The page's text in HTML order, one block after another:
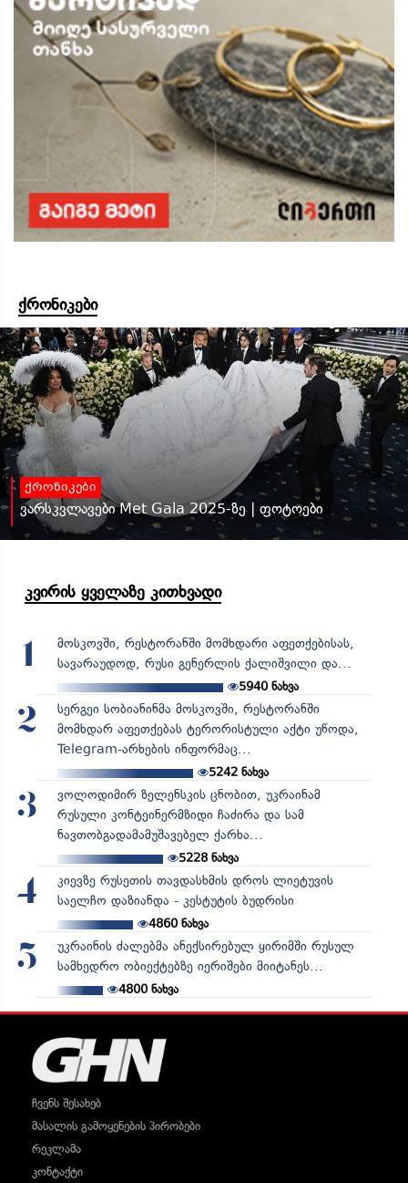
ქრონიკები
ქრონიკები
ვარსკვლავები Met Gala 2025-ზე | ფოტოები
კვირის ყველაზე კითხვადი
1
მოსკოვში, რესტორანში მომხდარი აფეთქებისას,
სავარაუდოდ, რუსი გენერლის ქალიშვილი და...
5940ნახვა
2
სერგეი სობიანინმა მოსკოვში, რესტორანში
მომხდარ აფეთქებას ტერორისტული აქტი უწოდა,
Telegram-არხების ინფორმაც...
5242ნახვა
3
ვოლოდიმირ ზელენსკის ცნობით, უკრაინამ
რუსული კონტეინერმზიდი ჩაძირა და სამ
ნავთობგადამამუშავებელ ქარხა...
5228ნახვა
4
კიევზე რუსეთის თავდასხმის დროს ლიეტუვის
საელჩო დაზიანდა - კესტუტის ბუდრისი
4860ნახვა
5
უკრაინის ძალებმა ანექსირებულ ყირიმში რუსულ
სამხედრო ობიექტებზე იერიშები მიიტანეს...
4800ნახვა
ჩვენს შესახებ
მასალის გამოყენების პირობები
რეკლამა
კონტაქტი